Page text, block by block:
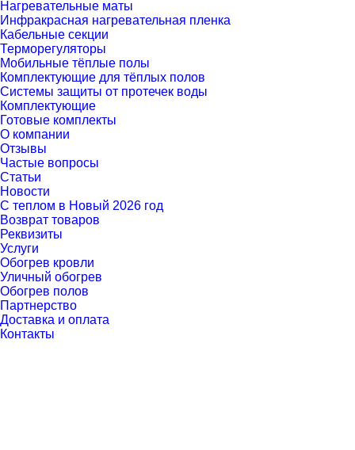
Нагревательные маты
Инфракрасная нагревательная пленка
Кабельные секции
Терморегуляторы
Мобильные тёплые полы
Комплектующие для тёплых полов
Cистемы защиты от протечек воды
Комплектующие
Готовые комплекты
О компании
Отзывы
Частые вопросы
Статьи
Новости
С теплом в Новый 2026 год
Возврат товаров
Реквизиты
Услуги
Обогрев кровли
Уличный обогрев
Обогрев полов
Партнерство
Доставка и оплата
Контакты